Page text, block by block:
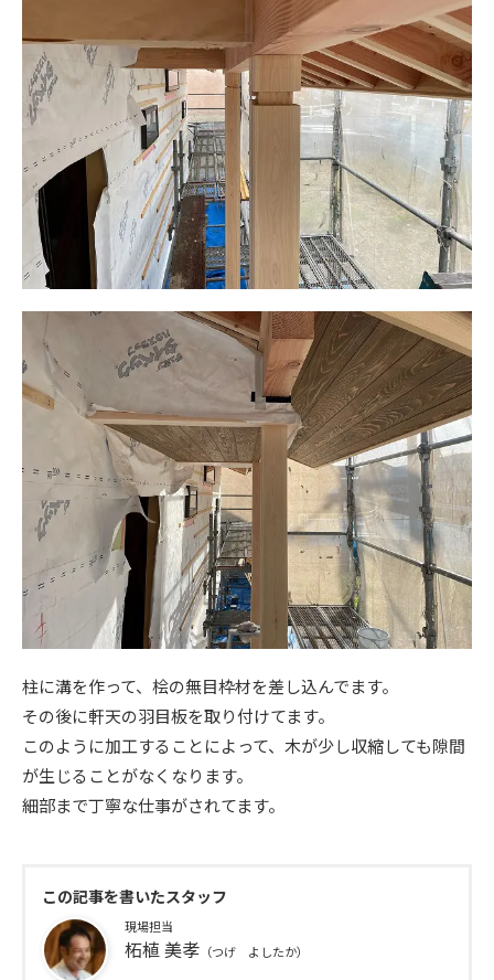
イベント情報
資料請求・お問い合わせ
柱に溝を作って、桧の無目枠材を差し込んでます。
その後に軒天の羽目板を取り付けてます。
このように加工することによって、木が少し収縮しても隙間
が生じることがなくなります。
細部まで丁寧な仕事がされてます。
この記事を書いたスタッフ
現場担当
柘植 美孝 （つげ よしたか）